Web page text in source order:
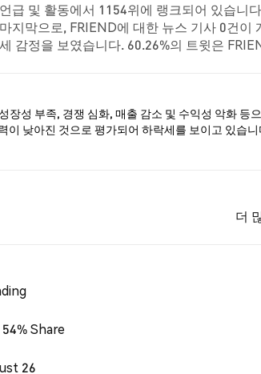
급 및 활동에서 1154위에 랭크되어 있습니
지막으로, FRIEND에 대한 뉴스 기사 0건이
감정을 보였습니다. 60.26%의 트윗은
장성 부족, 경쟁 심화, 매출 감소 및 수익성 악화 등
이 낮아진 것으로 평가되어 하락세를 보이고 있습니
더
Share
26